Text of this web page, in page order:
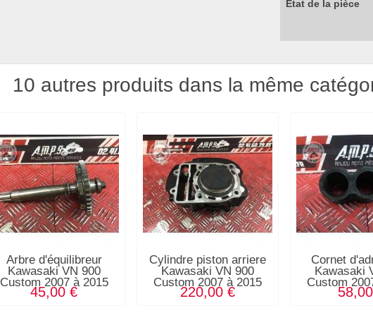
Etat de la pièce
10 autres produits dans la même
Arbre d'équilibreur
Kawasaki VN 900
Custom 2007 à 2015
45,00 €
Cylindre piston arriere
Kawasaki VN 900
Custom 2007 à 2015
220,00 €
Cornet
Kawasaki
Custom